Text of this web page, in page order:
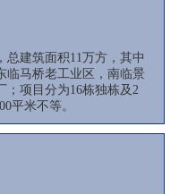
总建筑面积11万方，其中
临马桥老工业区，南临景
；项目分为16栋独栋及2
平米不等。